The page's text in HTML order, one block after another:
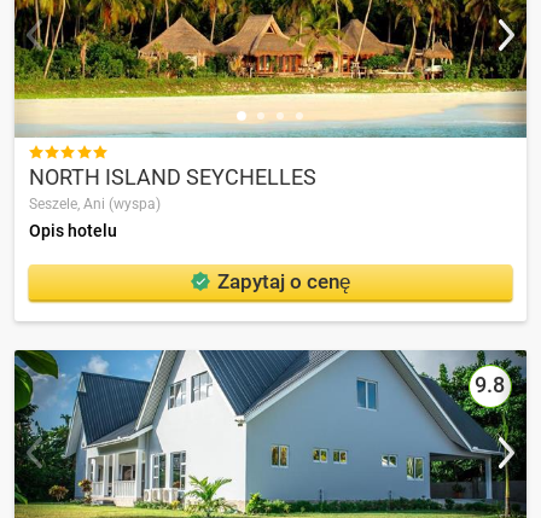

NORTH ISLAND SEYCHELLES
Seszele, Ani (wyspa)
Opis hotelu
Zapytaj o cenę
9.8